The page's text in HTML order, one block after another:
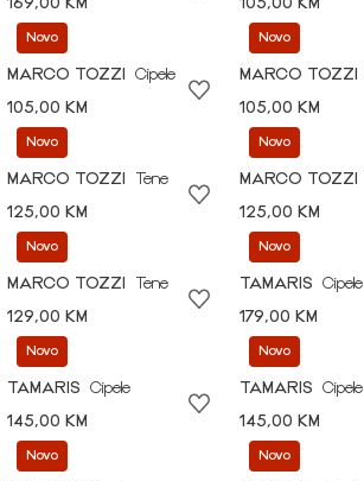
169,00 KM
105,00 KM
Novo
MARCO TOZZI
Cipele
105,00 KM
Novo
MARCO TOZZI
105,00 KM
Novo
MARCO TOZZI
Tene
125,00 KM
Novo
MARCO TOZZI
125,00 KM
Novo
MARCO TOZZI
Tene
129,00 KM
Novo
TAMARIS
Cipele
179,00 KM
Novo
TAMARIS
Cipele
145,00 KM
Novo
TAMARIS
Cipele
145,00 KM
Novo Novo